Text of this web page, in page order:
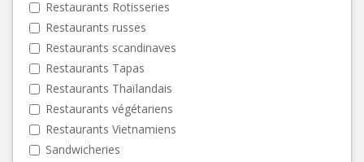
Restaurants Rotisseries
Restaurants russes
Restaurants scandinaves
Restaurants Tapas
Restaurants Thaïlandais
Restaurants végétariens
Restaurants Vietnamiens
Sandwicheries